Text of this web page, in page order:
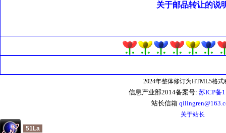
关于邮品转让的说
2024年整体修订为HTML5格式
信息产业部2014备案号: 苏ICP备
站长信箱
关于站长
51La